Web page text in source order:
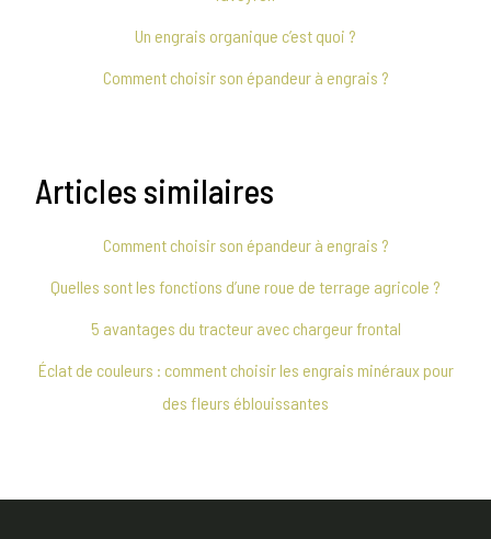
Un engrais organique c’est quoi ?
Comment choisir son épandeur à engrais ?
Articles similaires
Comment choisir son épandeur à engrais ?
Quelles sont les fonctions d’une roue de terrage agricole ?
5 avantages du tracteur avec chargeur frontal
Éclat de couleurs : comment choisir les engrais minéraux pour
des fleurs éblouissantes